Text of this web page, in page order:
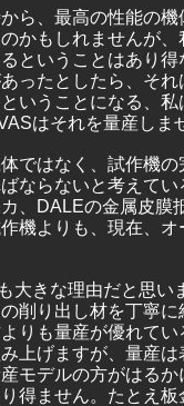
ら、最高の性能の
かもしれませんが
ということはあり
ったとしたら、そ
いうことになる、
はそれを量産しま
ではなく、試作機
ならないと考えて
、DALEの金属皮膜
機よりも、現在、
大きな理由だと思
削り出し材を丁寧
りも量産が優れて
上げますが、量産
モデルの方がはる
得ません。たとえ